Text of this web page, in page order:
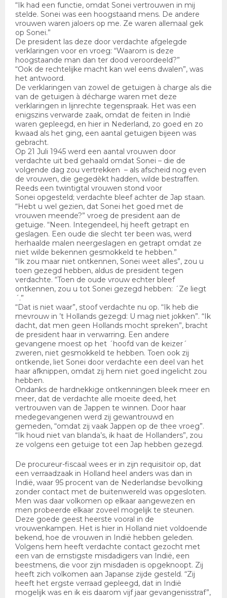
“Ik had een functie, omdat Sonei vertrouwen in mij
stelde. Sonei was een hoogstaand mens. De andere
vrouwen waren jaloers op me. Ze waren allemaal gek
op Sonei.”
De president las deze door verdachte afgelegde
verklaringen voor en vroeg: “Waarom is deze
hoogstaande man dan ter dood veroordeeld?”
“Ook de rechtelijke macht kan wel eens dwalen”, was
het antwoord.
De verklaringen van zowel de getuigen à charge als die
van de getuigen à décharge waren met deze
verklaringen in lijnrechte tegenspraak. Het was een
enigszins verwarde zaak, omdat de feiten in Indië
waren gepleegd, en hier in Nederland, zo goed en zo
kwaad als het ging, een aantal getuigen bijeen was
gebracht.
Op 21 Juli 1945 werd een aantal vrouwen door
verdachte uit bed gehaald omdat Sonei – die de
volgende dag zou vertrekken – als afscheid nog even
de vrouwen, die gegedèkt hadden, wilde bestraffen.
Reeds een twintigtal vrouwen stond voor
Sonei opgesteld; verdachte bleef achter de Jap staan.
“Hebt u wel gezien, dat Sonei het goed met de
vrouwen meende?” vroeg de president aan de
getuige. “Neen. Integendeel, hij heeft getrapt en
geslagen. Een oude die slecht ter been was, werd
herhaalde malen neergeslagen en getrapt omdat ze
niet wilde bekennen gesmokkeld te hebben.”
“Ik zou maar niet ontkennen, Sonei weet alles”, zou u
toen gezegd hebben, aldus de president tegen
verdachte. “Toen de oude vrouw echter bleef
ontkennen, zou u tot Sonei gezegd hebben: ´Ze liegt
´.”
“Dat is niet waar”, stoof verdachte nu op. “Ik heb die
mevrouw in ’t Hollands gezegd: U mag niet jokken”. “Ik
dacht, dat men geen Hollands mocht spreken”, bracht
de president haar in verwarring. Een andere
gevangene moest op het ´hoofd van de keizer´
zweren, niet gesmokkeld te hebben. Toen ook zij
ontkende, liet Sonei door verdachte een deel van het
haar afknippen, omdat zij hem niet goed ingelicht zou
hebben.
Ondanks de hardnekkige ontkenningen bleek meer en
meer, dat de verdachte alle moeite deed, het
vertrouwen van de Jappen te winnen. Door haar
medegevangenen werd zij gewantrouwd en
gemeden, “omdat zij vaak Jappen op de thee vroeg”.
“Ik houd niet van blanda’s, ik haat de Hollanders”, zou
ze volgens een getuige tot een Jap hebben gezegd.
De procureur-fiscaal wees er in zijn requisitoir op, dat
een verraadzaak in Holland heel anders was dan in
Indië, waar 95 procent van de Nederlandse bevolking
zonder contact met de buitenwereld was opgesloten.
Men was daar volkomen op elkaar aangewezen en
men probeerde elkaar zoveel mogelijk te steunen.
Deze goede geest heerste vooral in de
vrouwenkampen. Het is hier in Holland niet voldoende
bekend, hoe de vrouwen in Indië hebben geleden.
Volgens hem heeft verdachte contact gezocht met
een van de ernstigste misdadigers van Indië, een
beestmens, die voor zijn misdaden is opgeknoopt. Zij
heeft zich volkomen aan Japanse zijde gesteld. “Zij
heeft het ergste verraad gepleegd, dat in Indië
mogelijk was en ik eis daarom vijf jaar gevangenisstraf”,